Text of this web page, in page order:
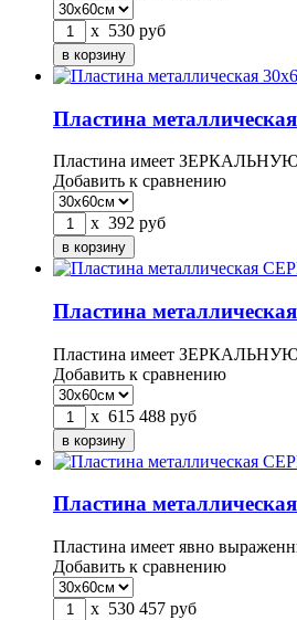
x 530 руб
Пластина
Пластина имеет ЗЕРКАЛЬНУЮ
Добавить к сравнению
x 392 руб
Пластина
Пластина имеет ЗЕРКАЛЬНУЮ
Добавить к сравнению
x 615 488 руб
Пластина
Пластина имеет явно
Добавить к сравнению
x 530 457 руб